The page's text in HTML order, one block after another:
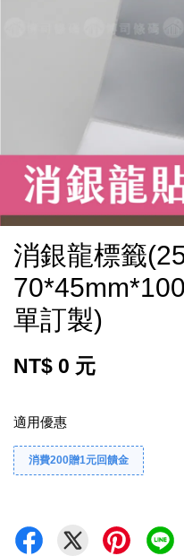
消銀龍標籤
單訂製)
NT$ 0 元
適用優惠
消費200贈1元回饋金